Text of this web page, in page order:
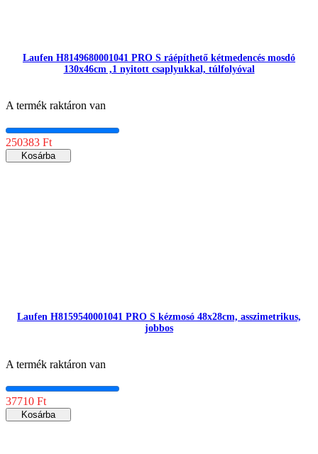
Laufen H8149680001041 PRO S ráépíthető kétmedencés mosdó
130x46cm ,1 nyitott csaplyukkal, túlfolyóval
A termék raktáron van
250383 Ft
Kosárba
Laufen H8159540001041 PRO S kézmosó 48x28cm, asszimetrikus,
jobbos
A termék raktáron van
37710 Ft
Kosárba